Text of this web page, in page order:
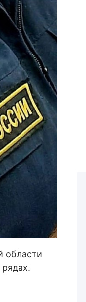
области